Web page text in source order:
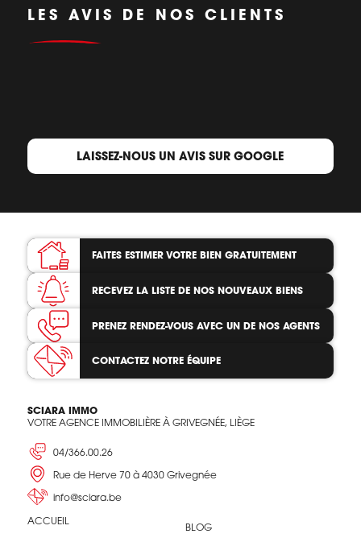
LES AVIS DE NOS CLIENTS
LAISSEZ-NOUS UN AVIS SUR GOOGLE
FAITES ESTIMER VOTRE BIEN GRATUITEMENT
RECEVEZ LA LISTE DE NOS NOUVEAUX BIENS
PRENEZ RENDEZ-VOUS AVEC UN DE NOS AGENTS
CONTACTEZ NOTRE ÉQUIPE
SCIARA IMMO
VOTRE AGENCE IMMOBILIÈRE À GRIVEGNÉE, LIÈGE
04/366.00.26
Rue de Herve 70 à 4030 Grivegnée
info@sciara.be
ACCUEIL
BLOG